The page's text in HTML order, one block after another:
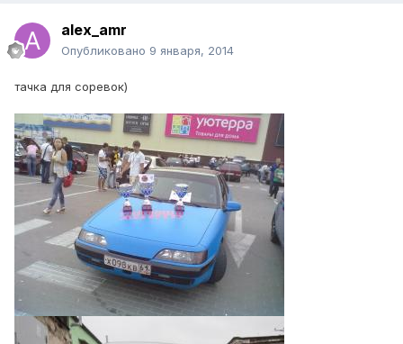
alex_amr
Опубликовано 9 января, 2014
тачка для соревок)